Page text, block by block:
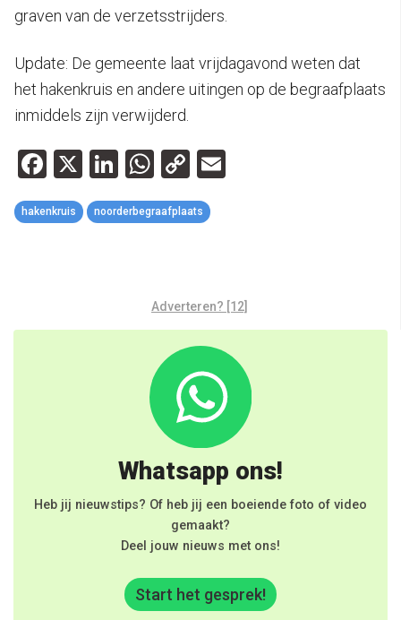
graven van de verzetsstrijders.
Update: De gemeente laat vrijdagavond weten dat
het hakenkruis en andere uitingen op de begraafplaats
inmiddels zijn verwijderd.
Facebook
X LinkedIn
WhatsApp
Copy
Link
hakenkruis noorderbegraafplaats
Adverteren? [12]
Whatsapp ons!
Heb jij nieuwstips? Of heb jij een boeiende foto of video
gemaakt?
Deel jouw nieuws met ons!
Start het gesprek!